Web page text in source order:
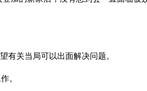
有关当局可以出面解决问题。
。